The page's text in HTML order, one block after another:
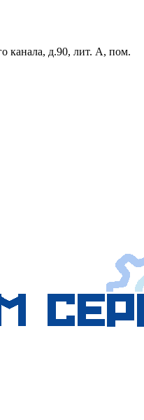
канала, д.90, лит. А, пом.